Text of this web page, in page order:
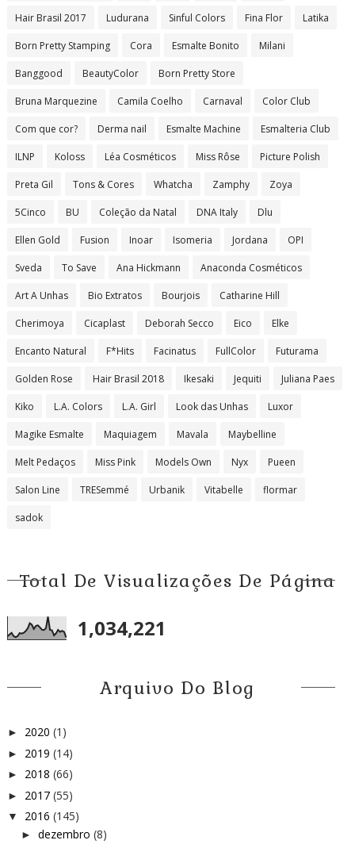
Hair Brasil 2017 Ludurana Sinful Colors Fina Flor Latika
Born Pretty Stamping Cora Esmalte Bonito Milani
Banggood BeautyColor Born Pretty Store
Bruna Marquezine Camila Coelho Carnaval Color Club
Com que cor? Derma nail Esmalte Machine Esmalteria Club
ILNP Koloss Léa Cosméticos Miss Rôse Picture Polish
Preta Gil Tons & Cores Whatcha Zamphy Zoya
5Cinco BU Coleção da Natal DNA Italy Dlu
Ellen Gold Fusion Inoar Isomeria Jordana OPI
Sveda To Save Ana Hickmann Anaconda Cosméticos
Art A Unhas Bio Extratos Bourjois Catharine Hill
Cherimoya Cicaplast Deborah Secco Eico Elke
Encanto Natural F*Hits Facinatus FullColor Futurama
Golden Rose Hair Brasil 2018 Ikesaki Jequiti Juliana Paes
Kiko L.A. Colors L.A. Girl Look das Unhas Luxor
Magike Esmalte Maquiagem Mavala Maybelline
Melt Pedaços Miss Pink Models Own Nyx Pueen
Salon Line TRESemmé Urbanik Vitabelle flormar
sadok
Total De Visualizações De Página
1,034,221
Arquivo Do Blog
► 2020 (1)
► 2019 (14)
► 2018 (66)
► 2017 (55)
▼ 2016 (145)
► dezembro (8)